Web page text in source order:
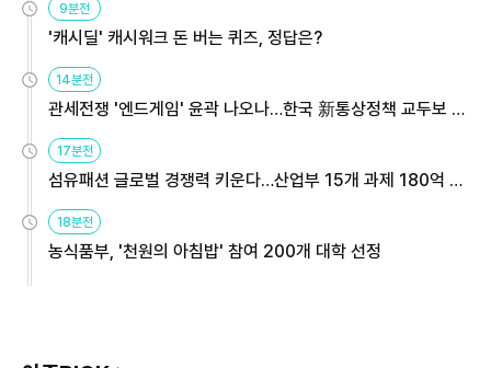
9분전
'캐시딜' 캐시워크 돈 버는 퀴즈, 정답은?
14분전
관세전쟁 '엔드게임' 윤곽 나오나…한국 新통상정책 교두보 활
용해야
17분전
섬유패션 글로벌 경쟁력 키운다…산업부 15개 과제 180억 지
원
18분전
농식품부, '천원의 아침밥' 참여 200개 대학 선정